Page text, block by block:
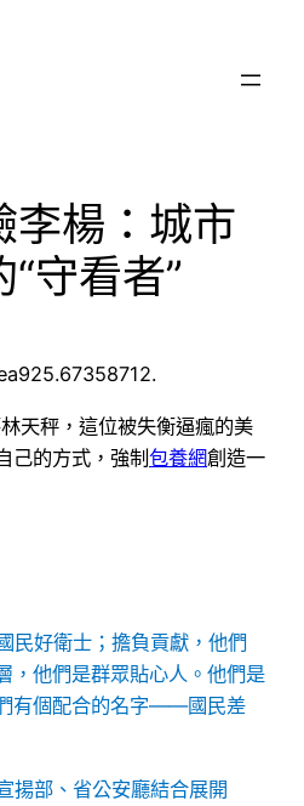
李楊：城市
守看者”
天秤，這位被失衡逼瘋的美
己的方式，強制包養網創造一
民好衛士；擔負貢獻，他們
，他們是群眾貼心人。他們是
有個配合的名字——國民差
揚部、省公安廳結合展開